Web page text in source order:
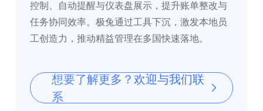
控制、自动提醒与仪表盘展示，提升账单整改与
任务协同效率。极兔通过工具下沉，激发本地员
工创造力，推动精益管理在多国快速落地。
想要了解更多？欢迎与我们联
系